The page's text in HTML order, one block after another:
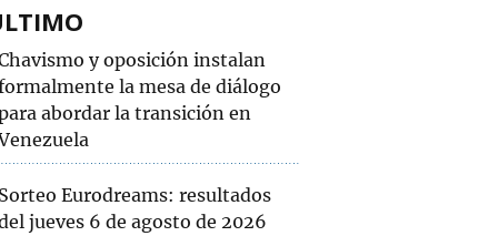
y oposición instalan
la mesa de diálogo
abordar la transición en
Eurodreams: resultados
jueves 6 de agosto de 2026